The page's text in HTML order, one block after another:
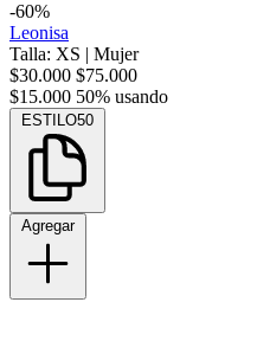
-60%
Leonisa
Talla: XS | Mujer
$30.000 $75.000
$15.000 50% usando
ESTILO50
Agregar